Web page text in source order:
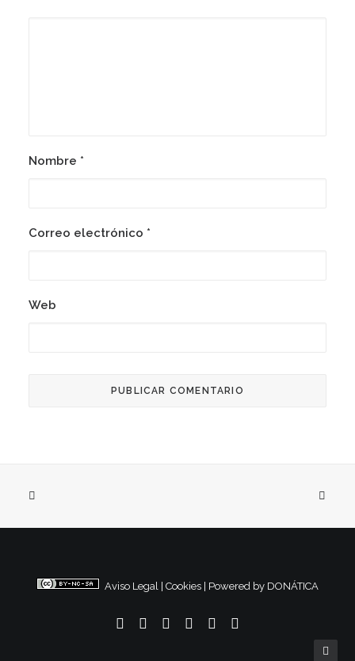
Nombre *
Correo electrónico *
Web
Aviso Legal Cookies Powered by DONÁTICA